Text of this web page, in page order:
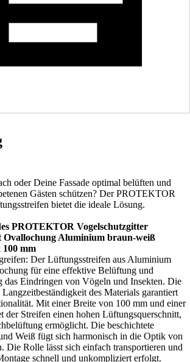
oder Deine Fassade optimal belüften und
Gästen schützen? Der PROTEKTOR
bietet die ideale Lösung.
PROTEKTOR Vogelschutzgitter
Ovallochung Aluminium braun-weiß
100 mm
Der Lüftungsstreifen aus Aluminium
für eine effektive Belüftung und
das Eindringen von Vögeln und Insekten. Die
des Materials garantiert
Mit einer Breite von 100 mm und einer
der Streifen einen hohen Lüftungsquerschnitt,
ermöglicht. Die beschichtete
Weiß fügt sich harmonisch in die Optik von
Die Rolle lässt sich einfach transportieren und
schnell und unkompliziert erfolgt.